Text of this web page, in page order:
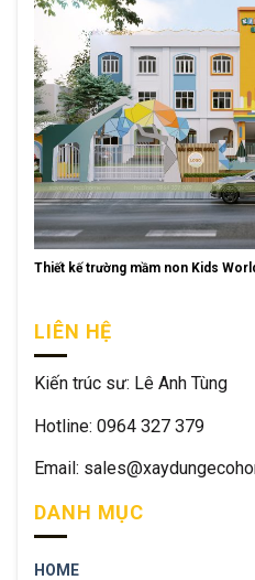
Thiết kế trường mầm non Kids
LIÊN HỆ
Kiến trúc sư: Lê Anh Tùng
Hotline: 0964 327 379
Email:
DANH MỤC
HOME